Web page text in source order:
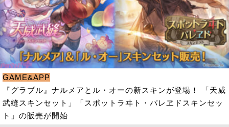
GAME&APP
『グラブル』ナルメアとル・オーの新スキンが登場！ 「天威
武縫スキンセット」「スポットラヰト・パレヱドスキンセッ
ト」の販売が開始